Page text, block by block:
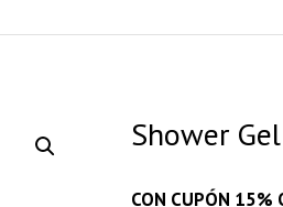
Shower
CON CUPÓN 15%